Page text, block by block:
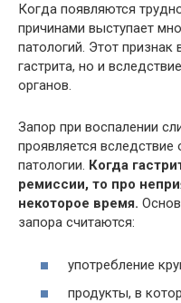
Когда появляются
причинами выступает
патологий. Этот признак
гастрита, но и
органов.
Запор при воспалении
проявляется
патологии. Когда
ремиссии, то про
некоторое время.
запора считаются:
употребление
продукты, в